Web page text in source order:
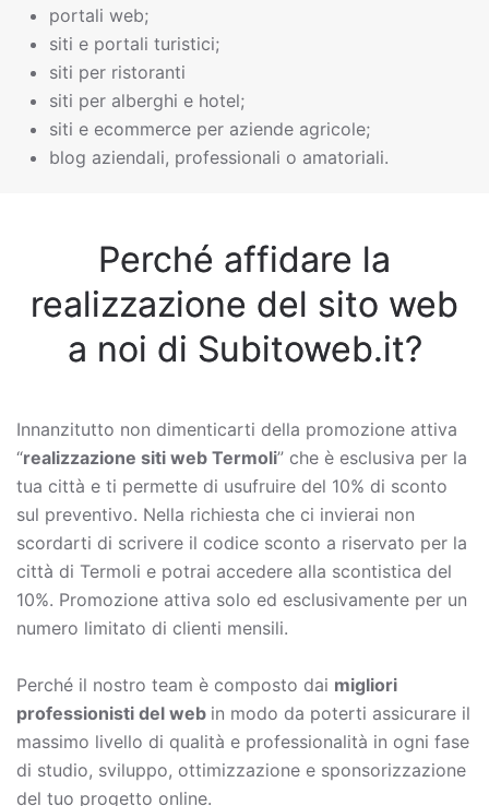
portali web;
siti e portali turistici;
siti per ristoranti
siti per alberghi e hotel;
siti e ecommerce per aziende agricole;
blog aziendali, professionali o amatoriali.
Perché affidare la
realizzazione del sito web
a noi di Subitoweb.it?
Innanzitutto non dimenticarti della promozione attiva
“realizzazione siti web Termoli” che è esclusiva per la
tua città e ti permette di usufruire del 10% di sconto
sul preventivo. Nella richiesta che ci invierai non
scordarti di scrivere il codice sconto a riservato per la
città di Termoli e potrai accedere alla scontistica del
10%. Promozione attiva solo ed esclusivamente per un
numero limitato di clienti mensili.
Perché il nostro team è composto dai migliori
professionisti del web in modo da poterti assicurare il
massimo livello di qualità e professionalità in ogni fase
di studio, sviluppo, ottimizzazione e sponsorizzazione
del tuo progetto online.